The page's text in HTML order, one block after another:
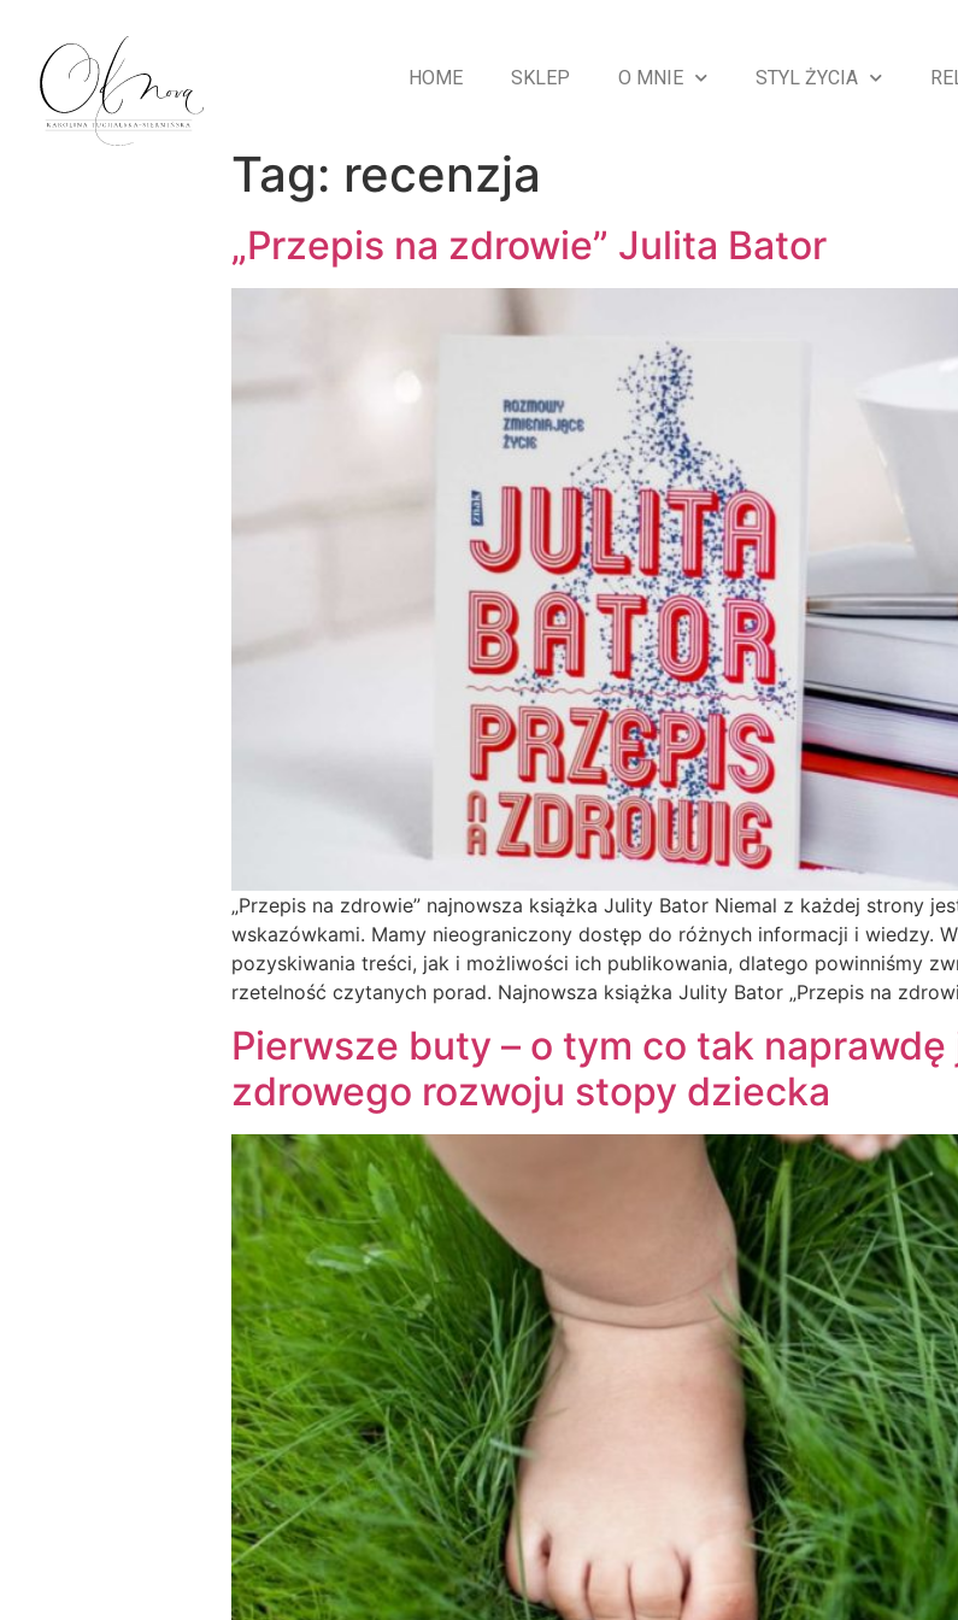
HOME SKLEP O MNIE STYL ŻYCIA
Tag: recenzja
„Przepis na zdrowie” Julita Bator
„Przepis na zdrowie” najnowsza książka Julity Bator Niemal z każdej strony
wskazówkami. Mamy nieograniczony dostęp do różnych informacji i wiedzy.
pozyskiwania treści, jak i możliwości ich publikowania, dlatego powinniśmy
rzetelność czytanych porad. Najnowsza książka Julity Bator „Przepis na
Pierwsze buty – o tym co tak
zdrowego rozwoju stopy dziecka